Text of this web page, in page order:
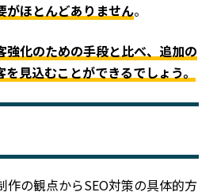
がほとんどありません。
強化のための手段と比べ、追加の
見込むことができるでしょう。
作の観点からSEO対策の具体的方